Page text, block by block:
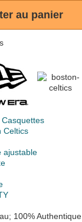
au panier
Celtics
ajustable
100% Authentique